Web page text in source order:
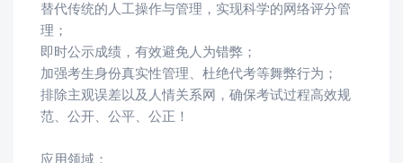
替代传统的人工操作与管理，实现科学的网络评分管
理；
即时公示成绩，有效避免人为错弊；
加强考生身份真实性管理、杜绝代考等舞弊行为；
排除主观误差以及人情关系网，确保考试过程高效规
范、公开、公平、公正！
应用领域：